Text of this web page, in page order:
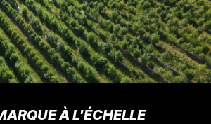
À L'ÉCHELLE